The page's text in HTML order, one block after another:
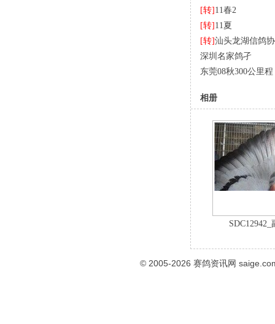
[转] 11春2
[转] 11夏
[转]汕头龙湖信鸽
深圳名家鸽孑
东莞08秋300公里程
相册
SDC12942_
© 2005-2026 赛鸽资讯网